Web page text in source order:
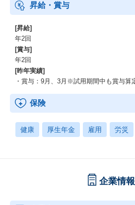
昇給・賞与
[昇給]
年2回
[賞与]
年2回
[昨年実績]
・賞与：9月、3月※試用期間中も賞与算
保険
健康 厚生年金 雇用 労災
企業情報